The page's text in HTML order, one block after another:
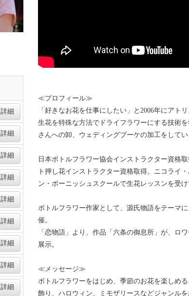
詳細
詳細
詳細
詳細
詳細
詳細
詳細
詳細
詳細
≪プロフィール≫
「好きなお花を仕事にしたい」と2006年にアト
生花を特殊な方法でドライフラワーにする技術
さんへの卸、ウェディングブーケの加工をしてい
日本ボトルフラワー協会インストラクター資格
ト押し花インストラクター資格取得。ニコライ
ン・ボーニッシュスクールで生花レッスンを受け
ボトルフラワー作家として、源氏物語をテーマ
催。
「恋物語」より、作品「六条の御息所」が、ロ
展示。
≪メッセージ≫
ボトルフラワーをはじめ、季節のお花を楽しめ
飾り、ハロウィン、ミモザリースなどジャンルを